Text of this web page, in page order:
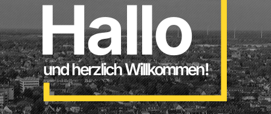
Hallo
und herzlich Willkommen!